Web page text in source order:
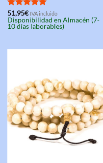
Valorado
con5.00
de 5
51,95€ IVA incluido
Disponibilidad en Almacén (7-
10 días laborables)